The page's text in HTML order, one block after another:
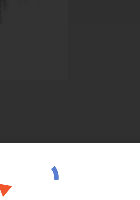
Descrição